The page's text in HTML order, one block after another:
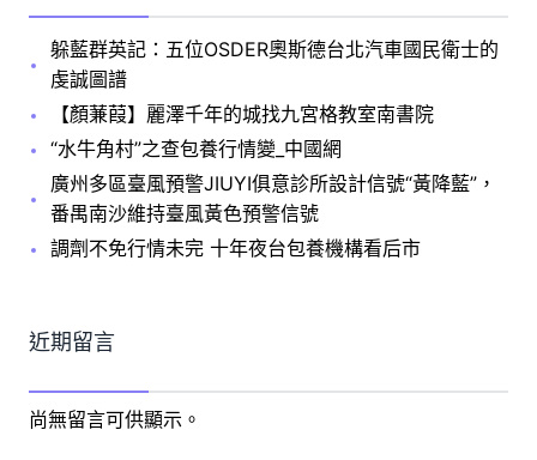
躲藍群英記：五位OSDER奧斯德台北汽車國民衛士的
虔誠圖譜
【顏蒹葭】麗澤千年的城找九宮格教室南書院
“水牛角村”之查包養行情變_中國網
廣州多區臺風預警JIUYI俱意診所設計信號“黃降藍”，
番禺南沙維持臺風黃色預警信號
調劑不免行情未完 十年夜台包養機構看后市
近期留言
尚無留言可供顯示。